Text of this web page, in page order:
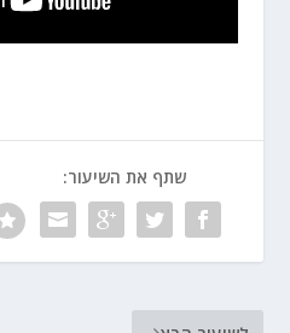
שתף את השיעור: